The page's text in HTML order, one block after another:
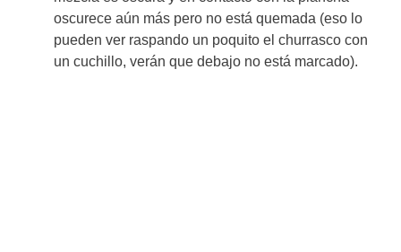
oscurece aún más pero no está quemada (eso lo
pueden ver raspando un poquito el churrasco con
un cuchillo, verán que debajo no está marcado).